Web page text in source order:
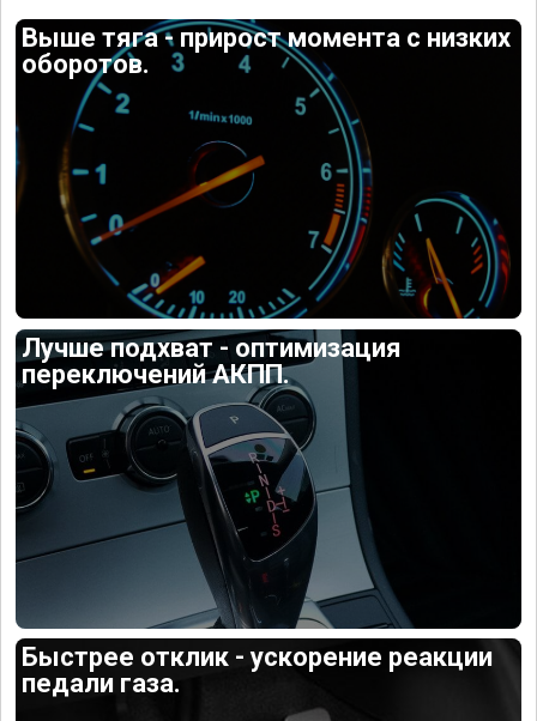
Выше тяга - прирост момента с низких
оборотов.
Лучше подхват - оптимизация
переключений АКПП.
Быстрее отклик - ускорение реакции
педали газа.